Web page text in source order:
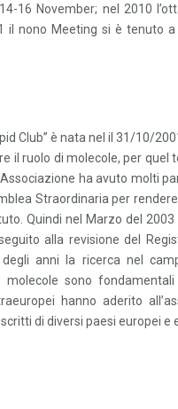
16 November; nel 2010
il nono Meeting si è tenuto
Club” è nata nel il 31/10/
il ruolo di molecole, per quel
ha avuto molti
Straordinaria per
Quindi nel Marzo del
alla revisione del
anni la ricerca nel
molecole sono
hanno aderito
di diversi paesi europei e